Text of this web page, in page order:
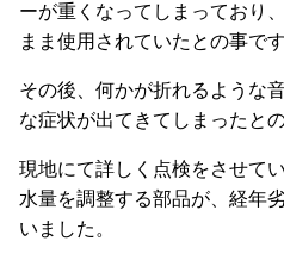
ーが重くなってしまっており
まま使用されていたとの事です
その後、何かが折れるような
な症状が出てきてしまったとの
現地にて詳しく点検をさせて
水量を調整する部品が、経年
いました。